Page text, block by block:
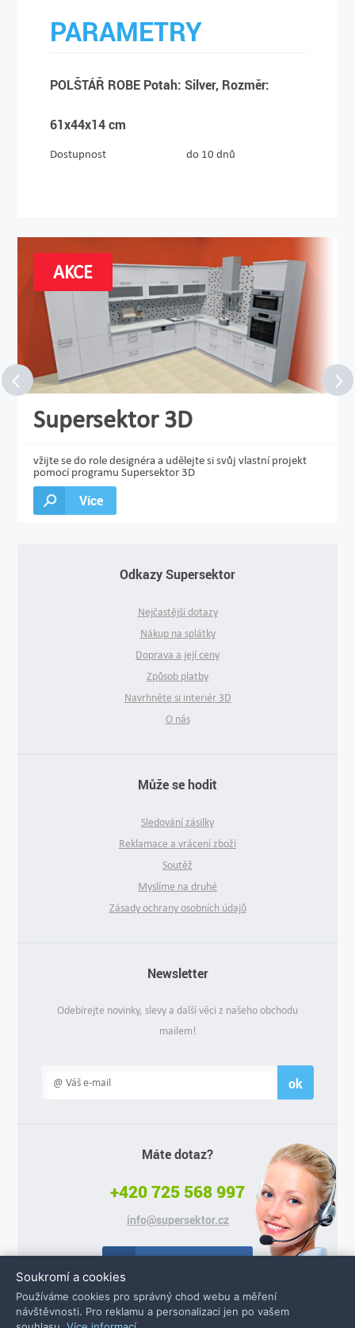
PARAMETRY
POLŠTÁŘ ROBE Potah: Silver, Rozměr:
61x44x14 cm
Dostupnost do 10 dnů
AKCE
Supersektor 3D
vžijte se do role designéra a udělejte si svůj vlastní projekt
pomocí programu Supersektor 3D
Více
Odkazy Supersektor
Nejčastější dotazy
Nákup na splátky
Doprava a její ceny
Způsob platby
Navrhněte si interiér 3D
O nás
Může se hodit
Sledování zásilky
Reklamace a vrácení zboží
Soutěž
Myslíme na druhé
Zásady ochrany osobních údajů
Newsletter
Odebírejte novinky, slevy a další věci z našeho obchodu
mailem!
ok
Máte dotaz?
+420 725 568 997
info@supersektor.cz
Soukromí a cookies
Používáme cookies pro správný chod webu a měření
návštěvnosti. Pro reklamu a personalizaci jen po vašem